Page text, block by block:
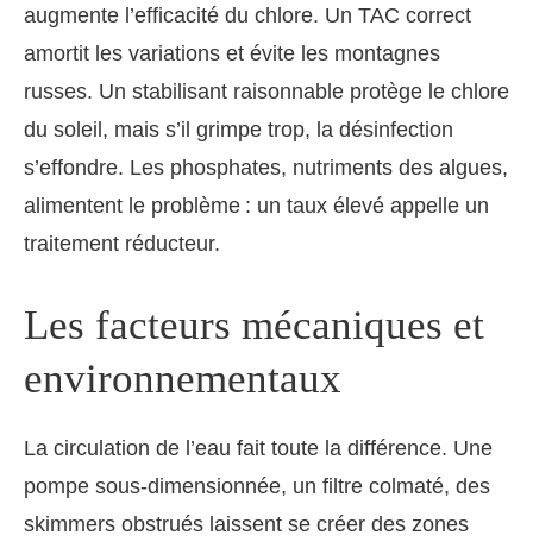
augmente l’efficacité du chlore. Un TAC correct
amortit les variations et évite les montagnes
russes. Un stabilisant raisonnable protège le chlore
du soleil, mais s’il grimpe trop, la désinfection
s’effondre. Les phosphates, nutriments des algues,
alimentent le problème : un taux élevé appelle un
traitement réducteur.
Les facteurs mécaniques et
environnementaux
La circulation de l’eau fait toute la différence. Une
pompe sous-dimensionnée, un filtre colmaté, des
skimmers obstrués laissent se créer des zones